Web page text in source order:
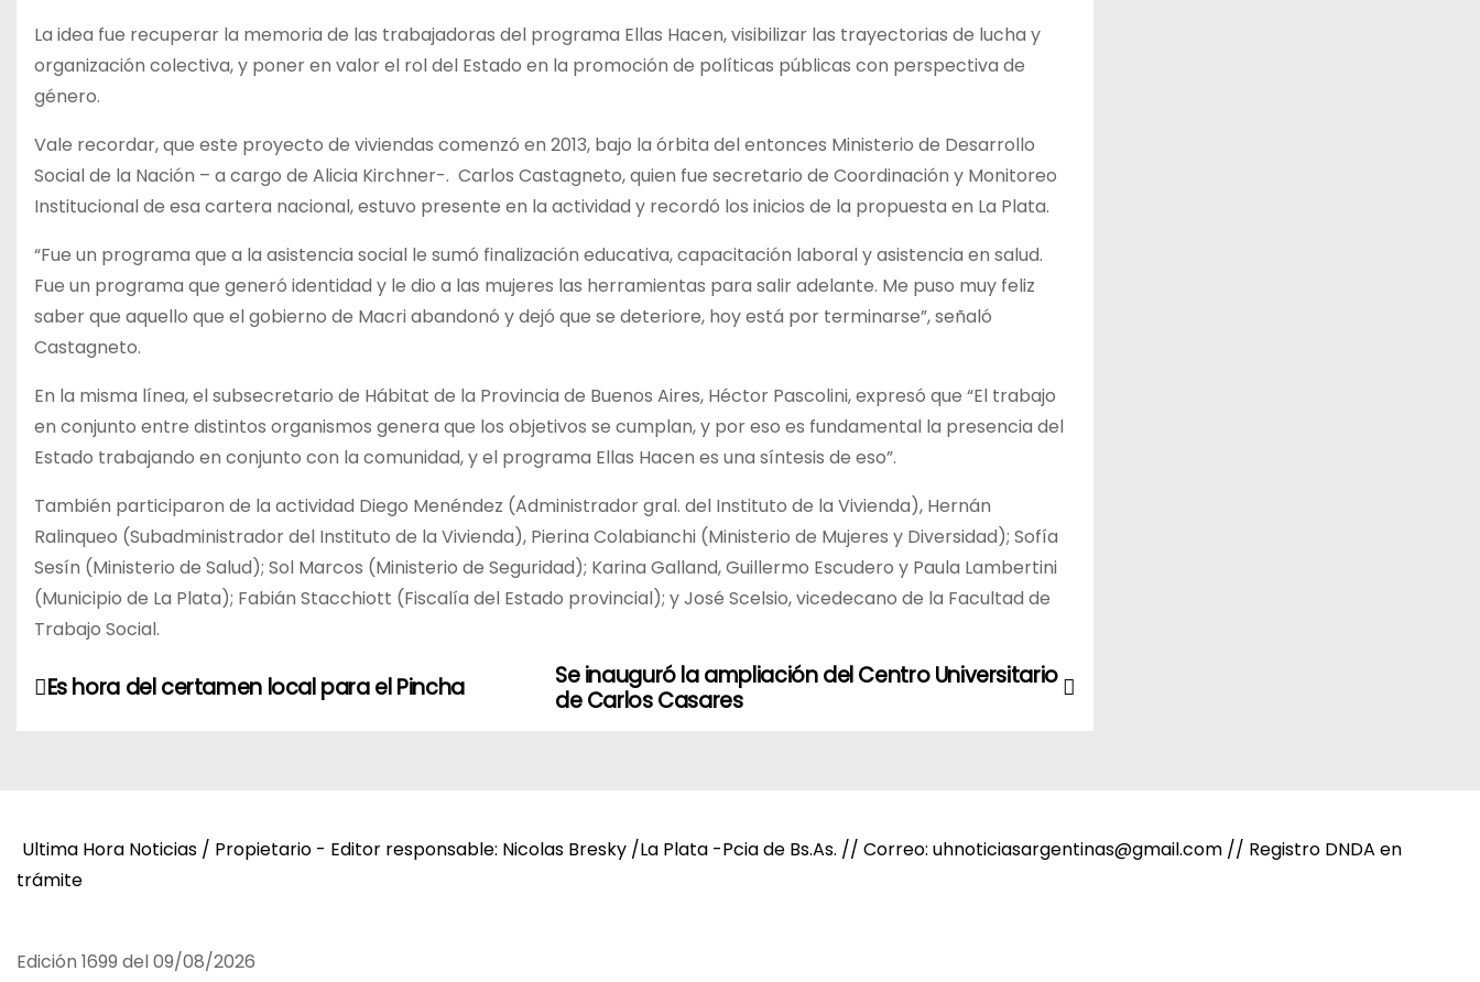
La idea fue recuperar la memoria de las trabajadoras del programa Ellas Hacen, visibilizar las trayectorias de lucha y
organización colectiva, y poner en valor el rol del Estado en la promoción de políticas públicas con perspectiva de
género.
Vale recordar, que este proyecto de viviendas comenzó en 2013, bajo la órbita del entonces Ministerio de Desarrollo
Social de la Nación – a cargo de Alicia Kirchner-. Carlos Castagneto, quien fue secretario de Coordinación y Monitoreo
Institucional de esa cartera nacional, estuvo presente en la actividad y recordó los inicios de la propuesta en La Plata.
“Fue un programa que a la asistencia social le sumó finalización educativa, capacitación laboral y asistencia en salud.
Fue un programa que generó identidad y le dio a las mujeres las herramientas para salir adelante. Me puso muy feliz
saber que aquello que el gobierno de Macri abandonó y dejó que se deteriore, hoy está por terminarse”, señaló
Castagneto.
En la misma línea, el subsecretario de Hábitat de la Provincia de Buenos Aires, Héctor Pascolini, expresó que “El trabajo
en conjunto entre distintos organismos genera que los objetivos se cumplan, y por eso es fundamental la presencia del
Estado trabajando en conjunto con la comunidad, y el programa Ellas Hacen es una síntesis de eso”.
También participaron de la actividad Diego Menéndez (Administrador gral. del Instituto de la Vivienda), Hernán
Ralinqueo (Subadministrador del Instituto de la Vivienda), Pierina Colabianchi (Ministerio de Mujeres y Diversidad); Sofía
Sesín (Ministerio de Salud); Sol Marcos (Ministerio de Seguridad); Karina Galland, Guillermo Escudero y Paula Lambertini
(Municipio de La Plata); Fabián Stacchiott (Fiscalía del Estado provincial); y José Scelsio, vicedecano de la Facultad de
Trabajo Social.
N
g
c
Se inauguró la ampliación del Centro Universitario
de Carlos Casares
Es hora del certamen local para el Pincha
Ultima Hora Noticias / Propietario - Editor responsable: Nicolas Bresky /La Plata -Pcia de Bs.As. // Correo: uhnoticiasargentinas@gmail.com // Registro DNDA en
trámite
Edición 1699 del 09/08/2026